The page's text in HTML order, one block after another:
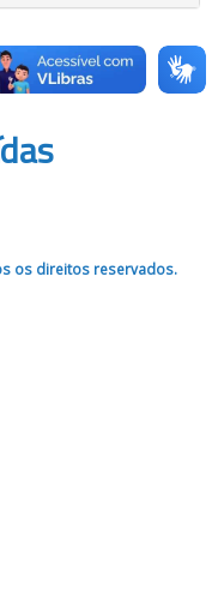
os direitos reservados.